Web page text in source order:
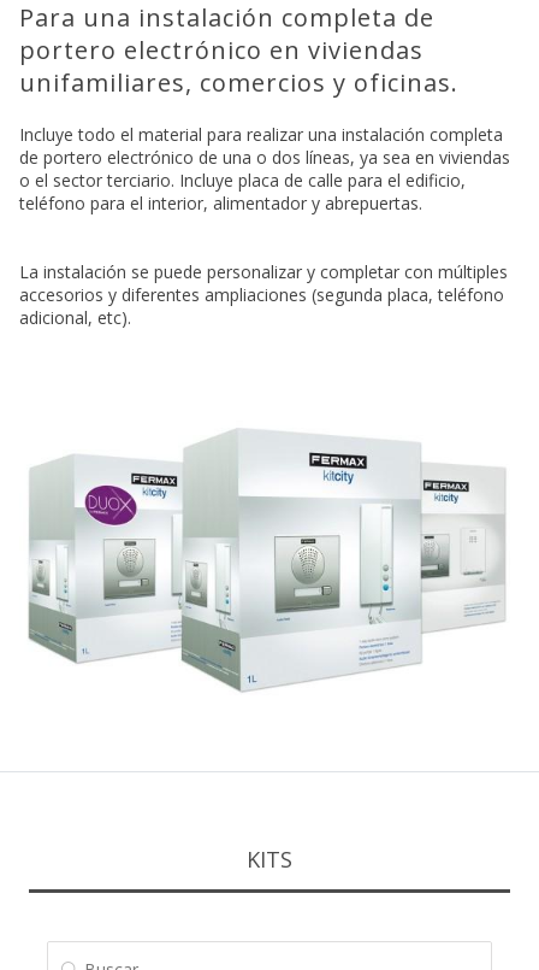
Para una instalación completa de
portero electrónico en viviendas
unifamiliares, comercios y oficinas.
Incluye todo el material para realizar una instalación completa
de portero electrónico de una o dos líneas, ya sea en viviendas
o el sector terciario. Incluye placa de calle para el edificio,
teléfono para el interior, alimentador y abrepuertas.
La instalación se puede personalizar y completar con múltiples
accesorios y diferentes ampliaciones (segunda placa, teléfono
adicional, etc).
KITS
BUSCAR